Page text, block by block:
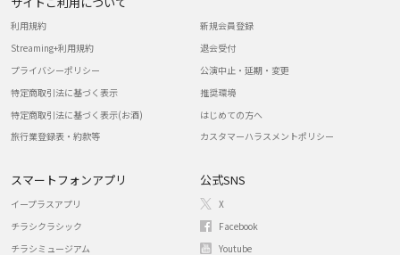
利用規約
Streaming+利用規約
プライバシーポリシー
特定商取引法に基づく表示
特定商取引法に基づく表示(お酒)
旅行業登録表・約款等
新規会員登録
退会受付
公演中止・延期・変更
推奨環境
はじめての方へ
カスタマーハラスメントポリシー
スマートフォンアプリ
イープラスアプリ
チラシクラシック
チラシミュージアム
公式SNS
X
Facebook
Youtube